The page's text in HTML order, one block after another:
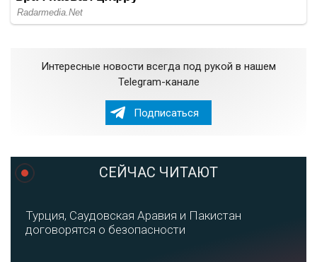
Интересные новости всегда под рукой в нашем
Telegram-канале
Подписаться
СЕЙЧАС ЧИТАЮТ
Турция, Саудовская Аравия и Пакистан
договорятся о безопасности